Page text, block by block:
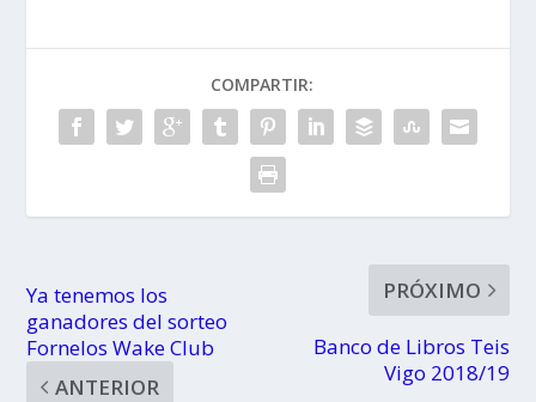
COMPARTIR:
Ya tenemos los
ganadores del sorteo
Fornelos Wake Club
ANTERIOR
PRÓXIMO
Banco de Libros Teis
Vigo 2018/19